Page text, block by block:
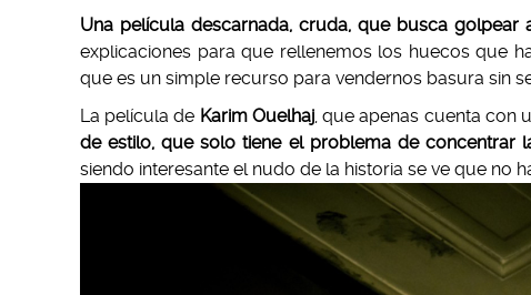
Una película descarnada, cruda, que busca
explicaciones para que rellenemos los huecos que
que es un simple recurso para vendernos basura sin
La película de Karim Ouelhaj, que apenas cuenta con
de estilo, que solo tiene el problema de concentrar
siendo interesante el nudo de la historia se ve que no